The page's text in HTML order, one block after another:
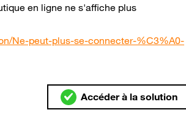
en ligne ne s'affiche plus
Ne-peut-plus-se-connecter-%C3%A0-
Accéder à la solution